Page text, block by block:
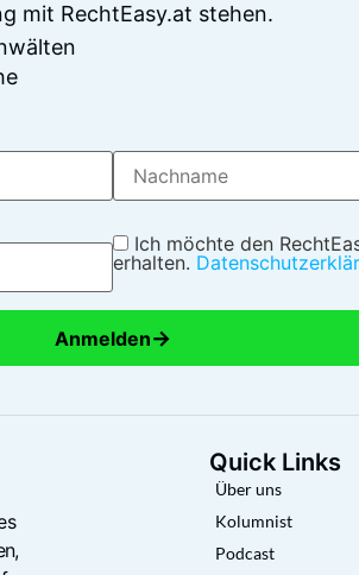
mit RechtEasy.at stehen.
Ich möchte den
erhalten.
Anmelden→
Quick Links
Über uns
Kolumnist
Podcast